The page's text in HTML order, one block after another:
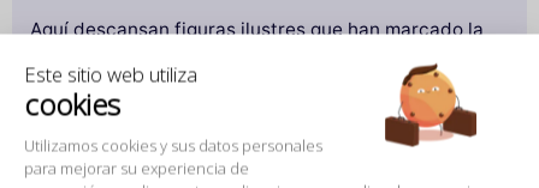
Este sitio web utiliza
cookies
Utilizamos cookies y sus datos personales
para mejorar su experiencia de
Aquí descansan figuras ilustres que han marcado la
Molière hasta Oscar Wilde, desde Jim Morrison hasta
Édith Piaf, cada sepultura cuenta una vida, una época,
una leyenda. Entre mausoleos grandiosos y tumbas
discretas invadidas por el musgo, Père-Lachaise es
un museo al aire libre donde el arte funerario se